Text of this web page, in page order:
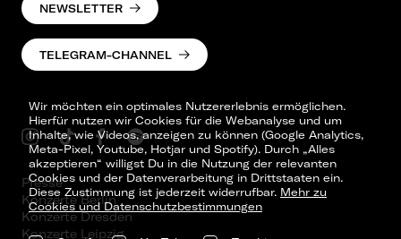
Wir möchten ein optimales Nutzererlebnis ermöglichen.
Hierfür nutzen wir Cookies für die Webanalyse und um
Inhalte, wie Videos, anzeigen zu können (Google Analytics,
Meta-Pixel, Youtube, Hotjar und Spotify). Durch „Alles
akzeptieren“ willigst Du in die Nutzung der relevanten
Cookies und der Datenverarbeitung in Drittstaaten ein.
Diese Zustimmung ist jederzeit widerrufbar. Mehr zu
Cookies und Datenschutzbestimmungen
NEWSLETTER
TELEGRAM-CHANNEL
Presse
Konzerte Berlin
Konzerte Dresden
Konzerte Leipzig